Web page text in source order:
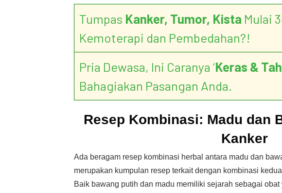
Tumpas Kanker, Tumor, Kista Mulai
Kemoterapi dan Pembedahan?!
Pria Dewasa, Ini Caranya ‘Keras &
Bahagiakan Pasangan Anda.
Resep Kombinasi: Madu dan
Kanker
Ada beragam resep kombinasi herbal antara madu dan
merupakan kumpulan resep terkait dengan kombinasi kedua
Baik bawang putih dan madu memiliki sejarah sebagai